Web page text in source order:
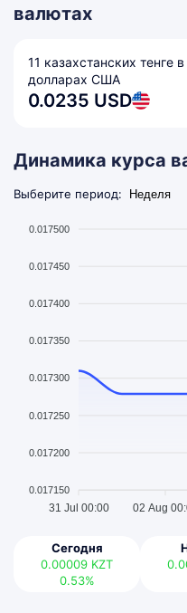
валютах
11 казахстанских тенге в
долларах США
0.0235 USD
Динамика курса
Выберите период:
0.017500
0.017450
0.017400
0.017350
0.017300
0.017250
0.017200
0.017150
31 Jul 00:00 02 Aug
Сегодня
0.00009 KZT
0.53%